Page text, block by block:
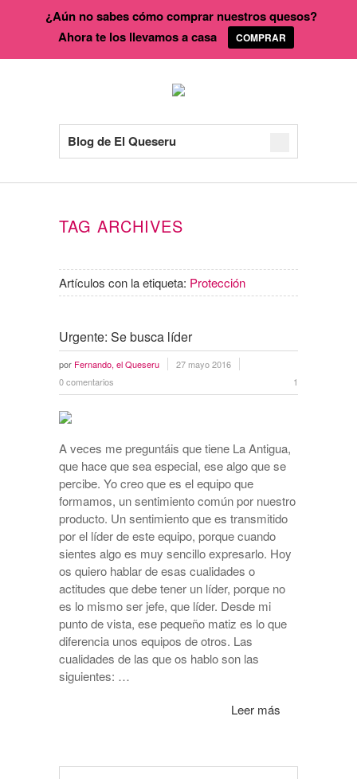
Blog de El Queseru
TAG ARCHIVES
Artículos con la etiqueta: Protección
Urgente: Se busca líder
por Fernando, el Queseru
27 mayo 2016
0 comentarios
1
A veces me preguntáis que tiene La Antigua,
que hace que sea especial, ese algo que se
percibe. Yo creo que es el equipo que
formamos, un sentimiento común por nuestro
producto. Un sentimiento que es transmitido
por el líder de este equipo, porque cuando
sientes algo es muy sencillo expresarlo. Hoy
os quiero hablar de esas cualidades o
actitudes que debe tener un líder, porque no
es lo mismo ser jefe, que líder. Desde mi
punto de vista, ese pequeño matiz es lo que
diferencia unos equipos de otros. Las
cualidades de las que os hablo son las
siguientes: …
Leer más
¿Aún no sabes cómo comprar nuestros quesos?
Ahora te los llevamos a casa
COMPRAR